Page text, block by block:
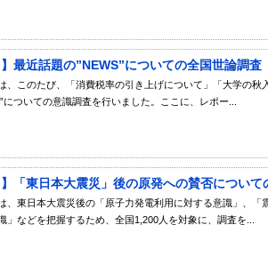
】最近話題の”NEWS”についての全国世論調査
、このたび、「消費税率の引き上げについて」「大学の
についての意識調査を行いました。ここに、レポー...
】「東日本大震災」後の原発への賛否につい
、東日本大震災後の「原子力発電利用に対する意識」、「
」などを把握するため、全国1,200人を対象に、調査を...